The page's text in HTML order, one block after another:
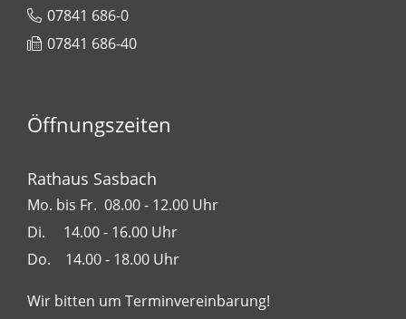
07841 686-0
07841 686-40
Öffnungszeiten
Rathaus Sasbach
Mo. bis Fr. 08.00 - 12.00 Uhr
Di. 14.00 - 16.00 Uhr
Do. 14.00 - 18.00 Uhr
Wir bitten um Terminvereinbarung!